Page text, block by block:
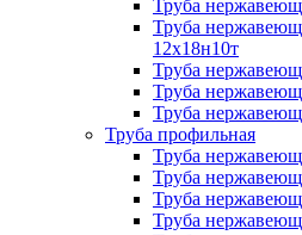
Труба
Труба
12х18н10т
Труба
Труба
Труба
Труба профильная
Труба
Труба
Труба
Труба